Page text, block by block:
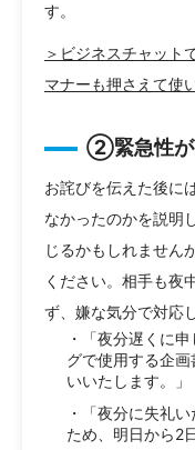
す。
＞ビジネスチャット
マナーも押さえて使
②緊急性が
お詫びを伝えた後に
なかったのかを説明
じるかもしれません
ください。相手も夜
ず、嫌な気分で対応
・「夜分遅くに
グで使用する企
いいたします。」
・「夜分に失礼
ため、明日から2